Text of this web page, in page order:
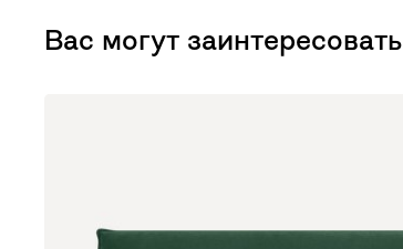
Вас могут заинтересовать